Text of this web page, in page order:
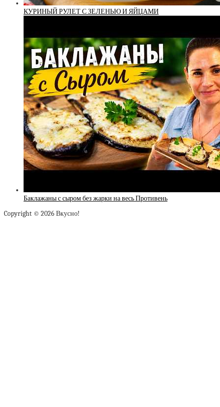
КУРИНЫЙ РУЛЕТ С ЗЕЛЕНЬЮ И ЯЙЦАМИ
Баклажаны с сыром без жарки на весь Противень
Copyright © 2026 Вкусно!